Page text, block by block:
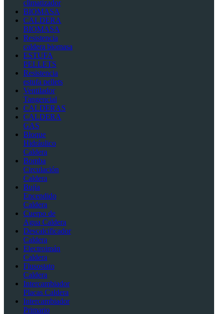
climatizador
BIOMASA
CALDERA
BIOMASA
Resistencia
caldera biomasa
ESTUFA
PELLETS
Resistencia
estufa pellets
Ventilador
Tangencial
CALDERAS
CALDERA
GAS
Bloque
Hidráulico
Caldera
Bomba
Circulación
Caldera
Bujía
Encendido
Caldera
Cuerpo de
Agua Caldera
Descalcificador
Caldera
Electroimán
Caldera
Flusostato
Caldera
Intercambiador
Placas Caldera
Intercambiador
Primario